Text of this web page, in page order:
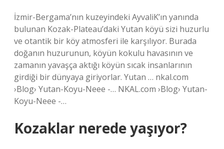
İzmir-Bergama’nın kuzeyindeki AyvaliK’ın yanında
bulunan Kozak-Plateau’daki Yutan köyü sizi huzurlu
ve otantik bir köy atmosferi ile karşılıyor. Burada
doğanın huzurunun, köyün kokulu havasının ve
zamanın yavaşça aktığı köyün sıcak insanlarının
girdiği bir dünyaya giriyorlar. Yutan … nkal.com
›Blog› Yutan-Koyu-Neee -… NKAL.com ›Blog› Yutan-
Koyu-Neee -…
Kozaklar nerede yaşıyor?